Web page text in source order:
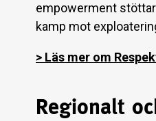
empowerment
kamp mot
> Läs mer om
Regionalt